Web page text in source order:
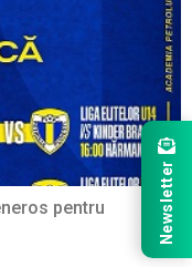
pentru
Newsletter